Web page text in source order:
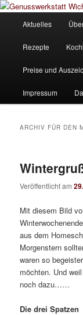
Zum
wechseln
Zum
wechseln
Unsere Homepage
Aktuelles
Rezepte
Preise und
Impressum
ARCHIV FÜR DEN
Veröffentlicht am
Mit diesem Bild
aus dem
Morgenstern
waren so
möchten. Und
noch dazu……
Die drei Spatzen